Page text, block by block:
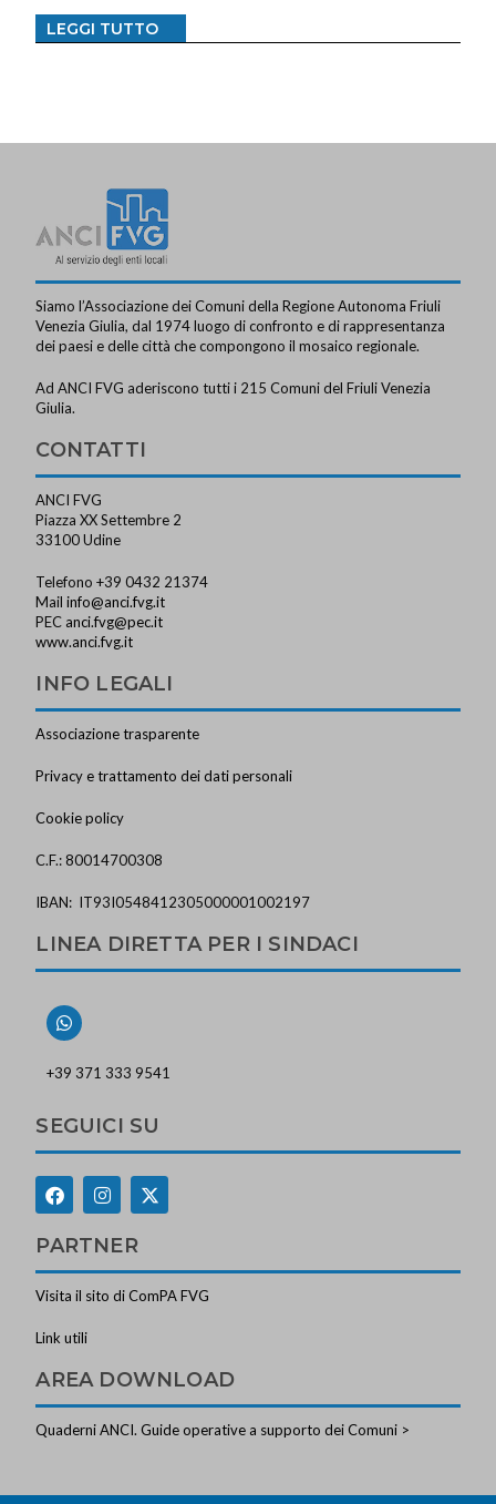
LEGGI TUTTO
Siamo l’Associazione dei Comuni della Regione Autonoma Friuli
Venezia Giulia, dal 1974 luogo di confronto e di rappresentanza
dei paesi e delle città che compongono il mosaico regionale.
Ad ANCI FVG aderiscono tutti i 215 Comuni del Friuli Venezia
Giulia.
CONTATTI
ANCI FVG
Piazza XX Settembre 2
33100 Udine
Telefono +39 0432 21374
Mailinfo@anci.fvg.it
PEC anci.fvg@pec.it
www.anci.fvg.it
INFO LEGALI
Associazione trasparente
Privacy e trattamento dei dati personali
Cookie policy
C.F.: 80014700308
IBAN: IT93I0548412305000001002197
LINEA DIRETTA PER I SINDACI
+39 371 333 9541
SEGUICI SU
PARTNER
Visita il sito di ComPA FVG
Link utili
AREA DOWNLOAD
Quaderni ANCI. Guide operative a supporto dei Comuni >